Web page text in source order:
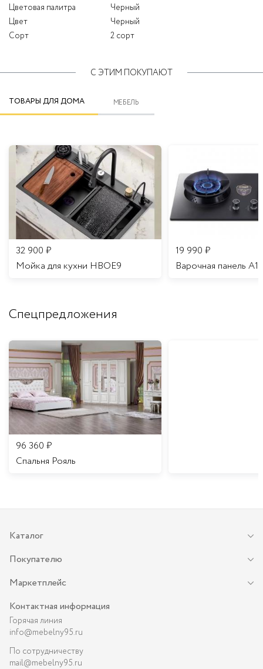
Цветовая палитра
Черный
Цвет
Черный
Сорт
2 сорт
С ЭТИМ ПОКУПАЮТ
ТОВАРЫ ДЛЯ ДОМА МЕБЕЛЬ
32 900 ₽
Мойка для кухни HBOE9
19 990 ₽
Варочная панель A16
Спецпредложения
96 360 ₽
Спальня Рояль
Каталог
Покупателю
Маркетплейс
Контактная информация
Горячая линия
info@mebelny95.ru
По сотрудничеству
mail@mebelny95.ru